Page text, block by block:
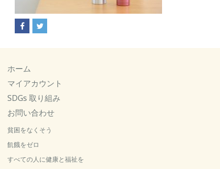
ホーム
マイアカウント
SDGs 取り組み
お問い合わせ
貧困をなくそう
飢餓をゼロ
すべての人に健康と福祉を